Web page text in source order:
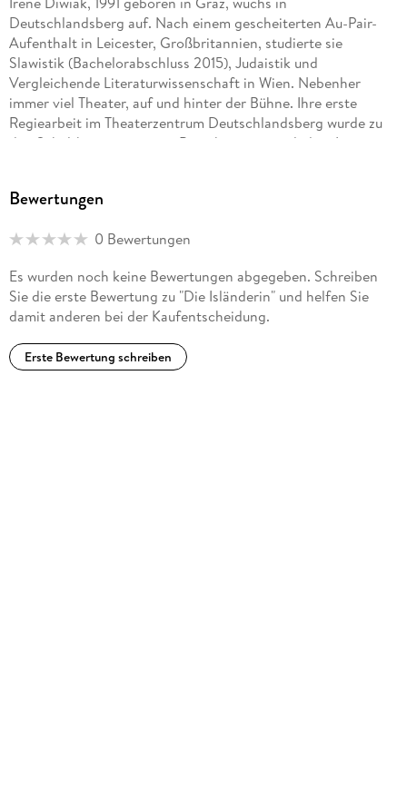
Deutschlandsberg auf. Nach einem gescheiterten Au-Pair-
Aufenthalt in Leicester, Großbritannien, studierte sie
Slawistik (Bachelorabschluss 2015), Judaistik und
Vergleichende Literaturwissenschaft in Wien. Nebenher
immer viel Theater, auf und hinter der Bühne. Ihre erste
Regiearbeit im Theaterzentrum Deutschlandsberg wurde zu
den Schultheatertagen ins Burgtheater eingeladen. Irene
Forum Land Niederösterreich (2014), Jurypreis beim
(2015), eine Uraufführung des Siegerstückes fand 2016 im
Worms statt.)
Bewertungen
0 Bewertungen
Es wurden noch keine Bewertungen abgegeben. Schreiben
Sie die erste Bewertung zu "Die Isländerin" und helfen Sie
damit anderen bei der Kaufentscheidung.
Erste Bewertung schreiben